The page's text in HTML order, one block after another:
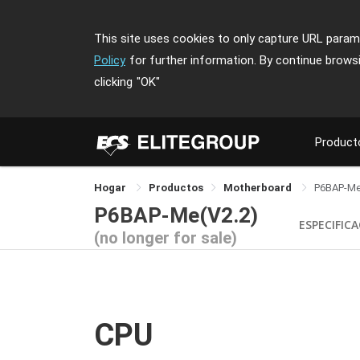
This site uses cookies to only capture URL
Policy for further information. By continue
clicking "OK"
Hogar Productos Motherboard P6BAP-
P6BAP-Me(V2.2)
(no longer for sale)
CPU